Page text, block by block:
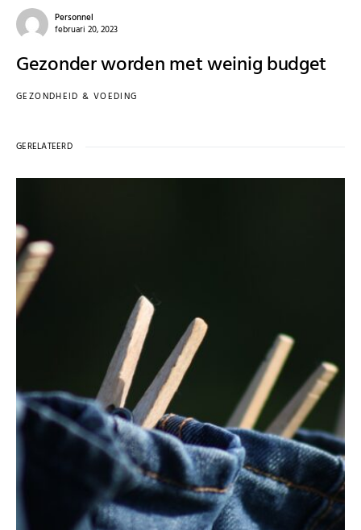
Personnel
februari 20, 2023
Gezonder worden met weinig budget
GEZONDHEID & VOEDING
GERELATEERD